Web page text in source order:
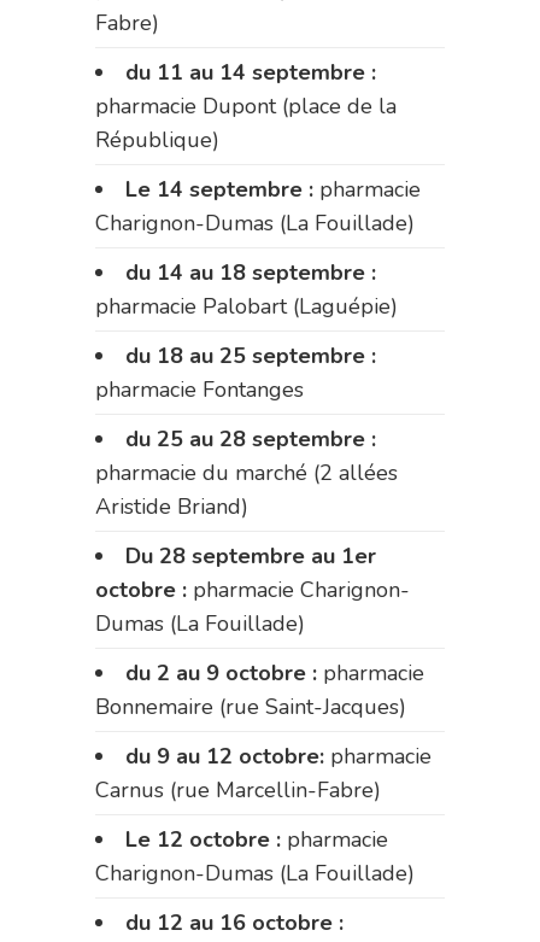
Fabre)
du 11 au 14 septembre :
pharmacie Dupont (place de la
République)
Le 14 septembre : pharmacie
Charignon-Dumas (La Fouillade)
du 14 au 18 septembre :
pharmacie Palobart (Laguépie)
du 18 au 25 septembre :
pharmacie Fontanges
du 25 au 28 septembre :
pharmacie du marché (2 allées
Aristide Briand)
Du 28 septembre au 1er
octobre : pharmacie Charignon-
Dumas (La Fouillade)
du 2 au 9 octobre : pharmacie
Bonnemaire (rue Saint-Jacques)
du 9 au 12 octobre: pharmacie
Carnus (rue Marcellin-Fabre)
Le 12 octobre : pharmacie
Charignon-Dumas (La Fouillade)
du 12 au 16 octobre :